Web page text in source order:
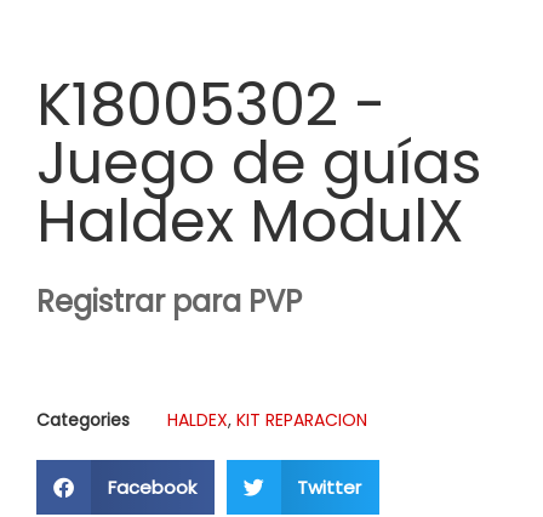
K18005302 -
Juego de guías
Haldex ModulX
Registrar para PVP
Categories HALDEX, KIT REPARACION
Facebook Twitter